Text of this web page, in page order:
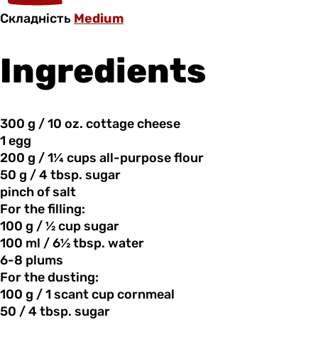
Складність Medium
Ingredients
300 g /10 oz. cottage cheese
1 egg
200 g /1¼ cups all-purpose flour
50 g /4 tbsp. sugar
pinch ofsalt
For the filling:
100 g /½ cup sugar
100 ml /6½ tbsp. water
6-8 plums
For thedusting:
100 g /1 scant cup cornmeal
50 /4tbsp. sugar